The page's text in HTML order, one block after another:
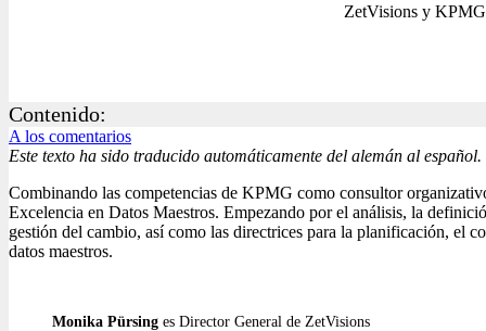
ZetVisions y KPMG
Contenido:
A los comentarios
Este texto ha sido traducido automáticamente del alemán al español.
Combinando las competencias de KPMG como consultor
Excelencia en Datos Maestros. Empezando por el análisis, la
gestión del cambio, así como las directrices para la planificación, el
datos maestros.
Monika Pürsing es Director General de ZetVisions